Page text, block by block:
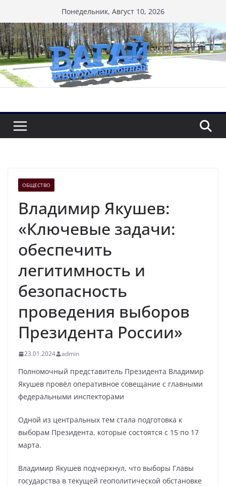
к
содержимому
Понедельник, Август 10, 2026
ОБЩЕСТВО
Владимир Якушев:
«Ключевые задачи:
обеспечить
легитимность и
безопасность
проведения выборов
Президента России»
23.01.2024 admin
Полномочный представитель Президента Владимир
Якушев провёл оперативное совещание с главными
федеральными инспекторами
Одной из центральных тем стала подготовка к
выборам Президента, которые состоятся с 15 по 17
марта.
Владимир Якушев подчеркнул, что выборы Главы
государства в текущей геополитической обстановке